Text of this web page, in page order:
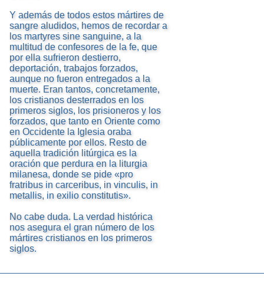
Y además de todos estos mártires de
sangre aludidos, hemos de recordar a
los martyres sine sanguine, a la
multitud de confesores de la fe, que
por ella sufrieron destierro,
deportación, trabajos forzados,
aunque no fueron entregados a la
muerte. Eran tantos, concretamente,
los cristianos desterrados en los
primeros siglos, los prisioneros y los
forzados, que tanto en Oriente como
en Occidente la Iglesia oraba
públicamente por ellos. Resto de
aquella tradición litúrgica es la
oración que perdura en la liturgia
milanesa, donde se pide «pro
fratribus in carceribus, in vinculis, in
metallis, in exilio constitutis».
No cabe duda. La verdad histórica
nos asegura el gran número de los
mártires cristianos en los primeros
siglos.